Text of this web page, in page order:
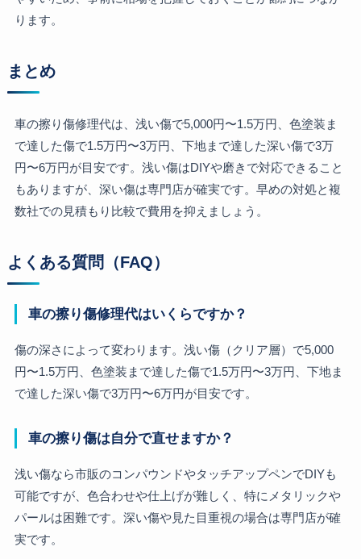
ります。
まとめ
車の擦り傷修理代は、浅い傷で5,000円〜1.5万円、色塗装ま
で達した傷で1.5万円〜3万円、下地まで達した深い傷で3万
円〜6万円が目安です。浅い傷はDIYや磨きで対応できること
もありますが、深い傷は専門店が確実です。早めの対処と複
数社での見積もり比較で費用を抑えましょう。
よくある質問（FAQ）
車の擦り傷修理代はいくらですか？
傷の深さによって変わります。浅い傷（クリア層）で5,000
円〜1.5万円、色塗装まで達した傷で1.5万円〜3万円、下地ま
で達した深い傷で3万円〜6万円が目安です。
車の擦り傷は自分で直せますか？
浅い傷なら市販のコンパウンドやタッチアップペンでDIYも
可能ですが、色合わせや仕上げが難しく、特にメタリックや
パールは困難です。深い傷や見た目重視の場合は専門店が確
実です。